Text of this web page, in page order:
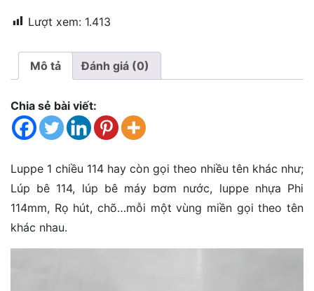
Lượt xem: 1.413
Mô tả Đánh giá (0)
Chia sẻ bài viết:
Luppe 1 chiều 114 hay còn gọi theo nhiều tên khác như;
Lúp bê 114, lúp bê máy bơm nước, luppe nhựa Phi
114mm, Rọ hút, chõ…mỗi một vùng miền gọi theo tên
khác nhau.